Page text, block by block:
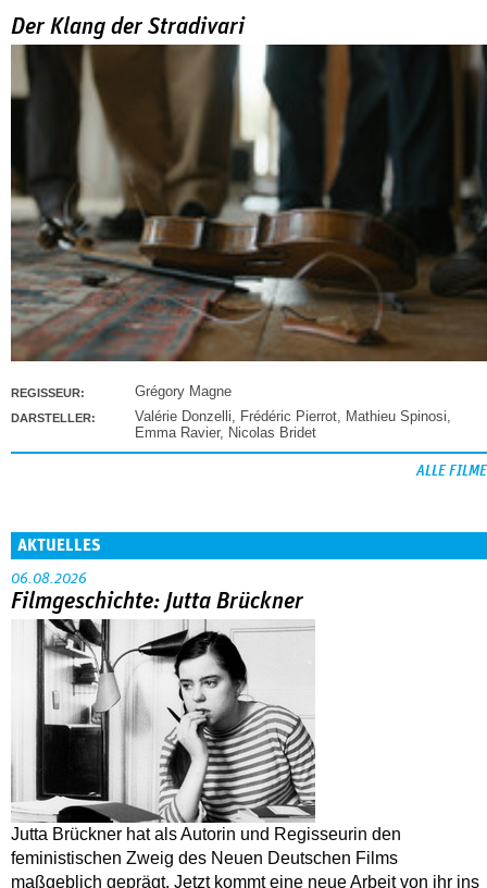
Der Klang der Stradivari
REGISSEUR: Grégory Magne
DARSTELLER: Valérie Donzelli, Frédéric Pierrot, Mathieu Spinosi,
Emma Ravier, Nicolas Bridet
ALLE FILME
AKTUELLES
06.08.2026
Filmgeschichte: Jutta Brückner
Jutta Brückner hat als Autorin und Regisseurin den
feministischen Zweig des Neuen Deutschen Films
maßgeblich geprägt. Jetzt kommt eine neue Arbeit von ihr ins